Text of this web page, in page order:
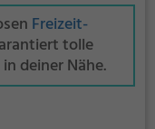
Freizeit-
tolle
deiner Nähe.